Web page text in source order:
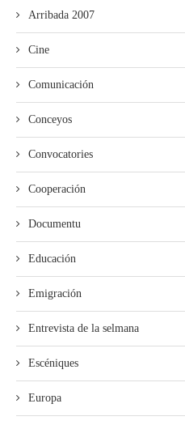
Arribada 2007
Cine
Comunicación
Conceyos
Convocatories
Cooperación
Documentu
Educación
Emigración
Entrevista de la selmana
Escéniques
Europa